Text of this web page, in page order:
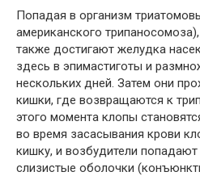
Попадая в организм
американского
также достигают желудка
здесь в эпимастиготы и
нескольких дней. Затем они
кишки, где возвращаются к
этого момента клопы
во время засасывания крови
кишку, и возбудители
слизистые оболочки